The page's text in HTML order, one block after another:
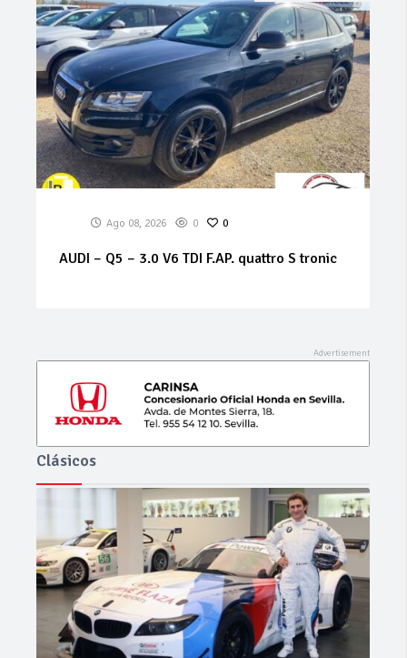
Ago 08, 2026 0 0
ALFA ROMEO – 159 – 1.9 JTS 16V Distinctive
Clásicos